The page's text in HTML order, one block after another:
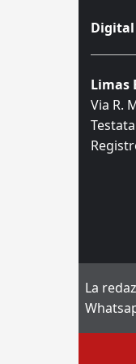
Limas
Via R.
La